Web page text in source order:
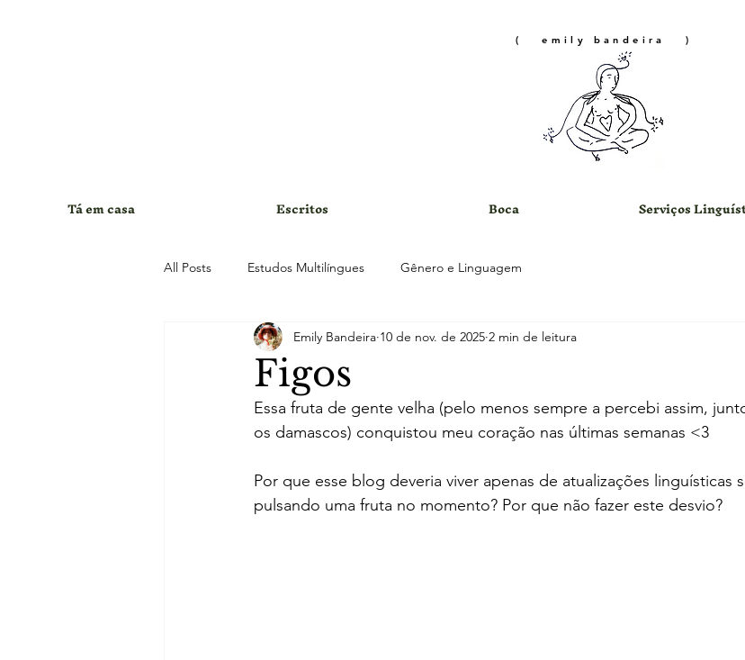
( emily bandeira )
Tá em casa Escritos Boca Serviços
All Posts Estudos Multilíngues Gênero e Linguagem
Figos
Emily Bandeira 10 de nov. de 2025 2 min de leitura
Essa fruta de gente velha (pelo menos sempre a percebi assim,
os damascos) conquistou meu coração nas últimas semanas <3
Por que esse blog deveria viver apenas de atualizações linguísticas
pulsando uma fruta no momento? Por que não fazer este desvio?